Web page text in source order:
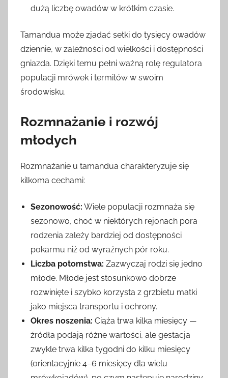
dużą liczbę owadów w krótkim czasie.
Tamandua może zjadać setki do tysięcy owadów
dziennie, w zależności od wielkości i dostępności
gniazda. Dzięki temu pełni ważną rolę regulatora
populacji mrówek i termitów w swoim
środowisku.
Rozmnażanie i rozwój
młodych
Rozmnażanie u tamandua charakteryzuje się
kilkoma cechami:
Sezonowość: Wiele populacji rozmnaża się
sezonowo, choć w niektórych rejonach pora
rodzenia zależy bardziej od dostępności
pokarmu niż od wyraźnych pór roku.
Liczba potomstwa: Zazwyczaj rodzi się jedno
młode. Młode jest stosunkowo dobrze
rozwinięte i szybko korzysta z grzbietu matki
jako miejsca transportu i ochrony.
Okres noszenia: Ciąża trwa kilka miesięcy —
źródła podają różne wartości, ale gestacja
zwykle trwa kilka tygodni do kilku miesięcy
(orientacyjnie 4–6 miesięcy dla wielu